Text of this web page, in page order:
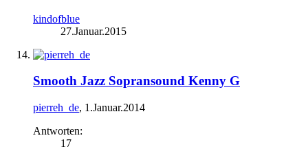
kindofblue
27.Januar.2015
Smooth Jazz Sopransound Kenny G
pierreh_de, 1.Januar.2014
Antworten:
17